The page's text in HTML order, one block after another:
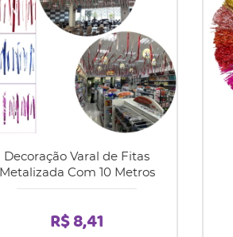
Decoração Varal de Fitas
Metalizada Com 10 Metros
R$ 8,41